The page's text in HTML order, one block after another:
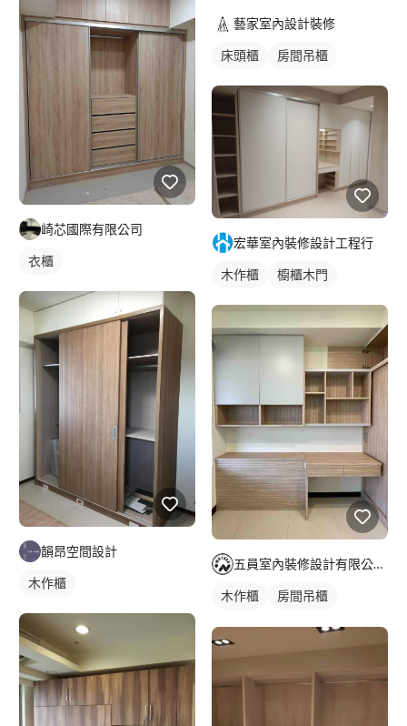
崎芯國際有限公司
衣櫃
韻昂空間設計
木作櫃
藝家室內設計裝修
床頭櫃 房間吊櫃
宏華室內裝修設計工程行
木作櫃 櫥櫃木門
五員室內裝修設計有限公司/珈霏工程行
木作櫃
房間吊櫃